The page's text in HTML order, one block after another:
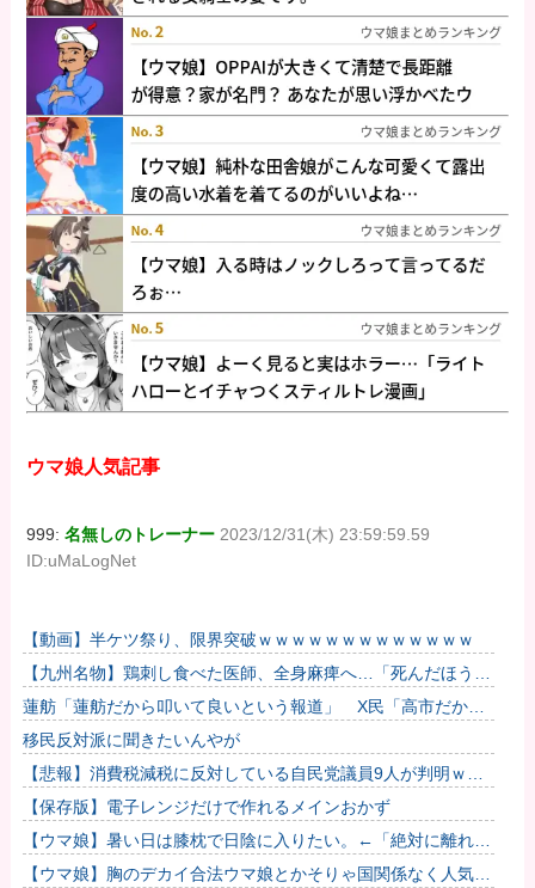
ウマ娘人気記事
999:名無しのトレーナー 2023/12/31(木) 23:59:59.59
ID:uMaLogNet
【動画】半ケツ祭り、限界突破ｗｗｗｗｗｗｗｗｗｗｗｗｗ
【九州名物】鶏刺し食べた医師、全身麻痺へ…「死んだほうが
良かったと思っていた」
蓮舫「蓮舫だから叩いて良いという報道」 X民「高市だから
叩いて良いをやってるのがお前だろ」
移民反対派に聞きたいんやが
【悲報】消費税減税に反対している自民党議員9人が判明ｗｗ
ｗｗｗｗ
【保存版】電子レンジだけで作れるメインおかず
【ウマ娘】暑い日は膝枕で日陰に入りたい。←「絶対に離れた
くない場所だな」
【ウマ娘】胸のデカイ合法ウマ娘とかそりゃ国関係なく人気出